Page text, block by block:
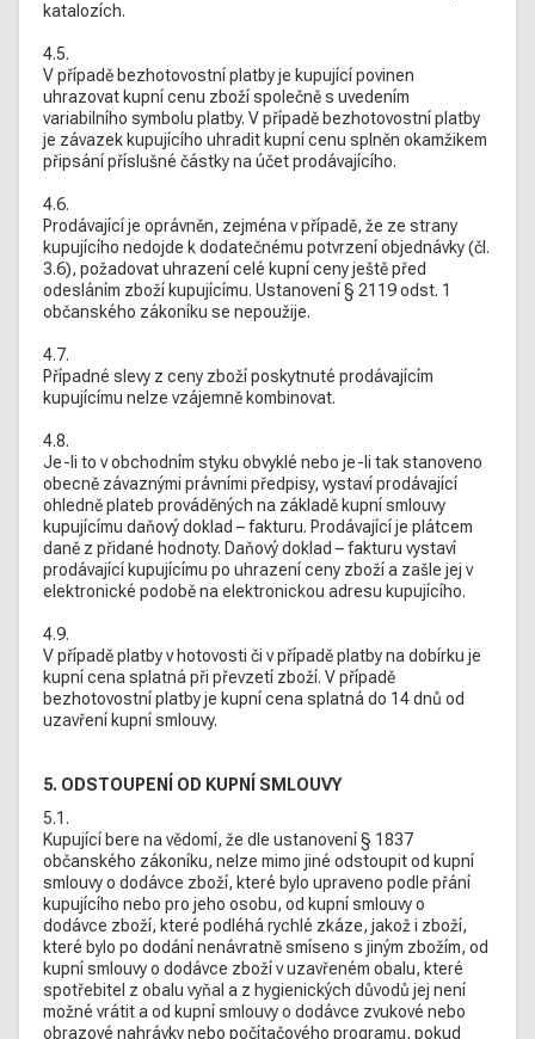
katalozích.
4.5.
V případě bezhotovostní platby je kupující povinen
uhrazovat kupní cenu zboží společně s uvedením
variabilního symbolu platby. V případě bezhotovostní platby
je závazek kupujícího uhradit kupní cenu splněn okamžikem
připsání příslušné částky na účet prodávajícího.
4.6.
Prodávající je oprávněn, zejména v případě, že ze strany
kupujícího nedojde k dodatečnému potvrzení objednávky (čl.
3.6), požadovat uhrazení celé kupní ceny ještě před
odesláním zboží kupujícímu. Ustanovení § 2119 odst. 1
občanského zákoníku se nepoužije.
4.7.
Případné slevy z ceny zboží poskytnuté prodávajícím
kupujícímu nelze vzájemně kombinovat.
4.8.
Je-li to v obchodním styku obvyklé nebo je-li tak stanoveno
obecně závaznými právními předpisy, vystaví prodávající
ohledně plateb prováděných na základě kupní smlouvy
kupujícímu daňový doklad – fakturu. Prodávající je plátcem
daně z přidané hodnoty. Daňový doklad – fakturu vystaví
prodávající kupujícímu po uhrazení ceny zboží a zašle jej v
elektronické podobě na elektronickou adresu kupujícího.
4.9.
V případě platby v hotovosti či v případě platby na dobírku je
kupní cena splatná při převzetí zboží. V případě
bezhotovostní platby je kupní cena splatná do 14 dnů od
uzavření kupní smlouvy.
5. ODSTOUPENÍ OD KUPNÍ SMLOUVY
5.1.
Kupující bere na vědomí, že dle ustanovení § 1837
občanského zákoníku, nelze mimo jiné odstoupit od kupní
smlouvy o dodávce zboží, které bylo upraveno podle přání
kupujícího nebo pro jeho osobu, od kupní smlouvy o
dodávce zboží, které podléhá rychlé zkáze, jakož i zboží,
které bylo po dodání nenávratně smíseno s jiným zbožím, od
kupní smlouvy o dodávce zboží v uzavřeném obalu, které
spotřebitel z obalu vyňal a z hygienických důvodů jej není
možné vrátit a od kupní smlouvy o dodávce zvukové nebo
obrazové nahrávky nebo počítačového programu, pokud